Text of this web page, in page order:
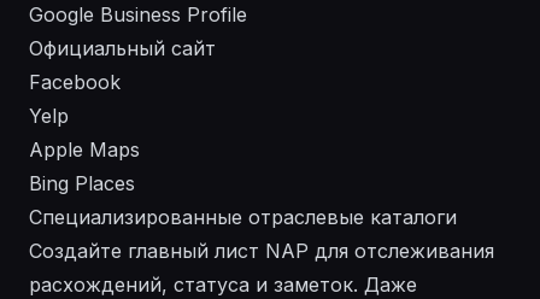
Google Business Profile
Официальный сайт
Facebook
Yelp
Apple Maps
Bing Places
Специализированные отраслевые каталоги
Создайте главный лист NAP для отслеживания
расхождений, статуса и заметок. Даже